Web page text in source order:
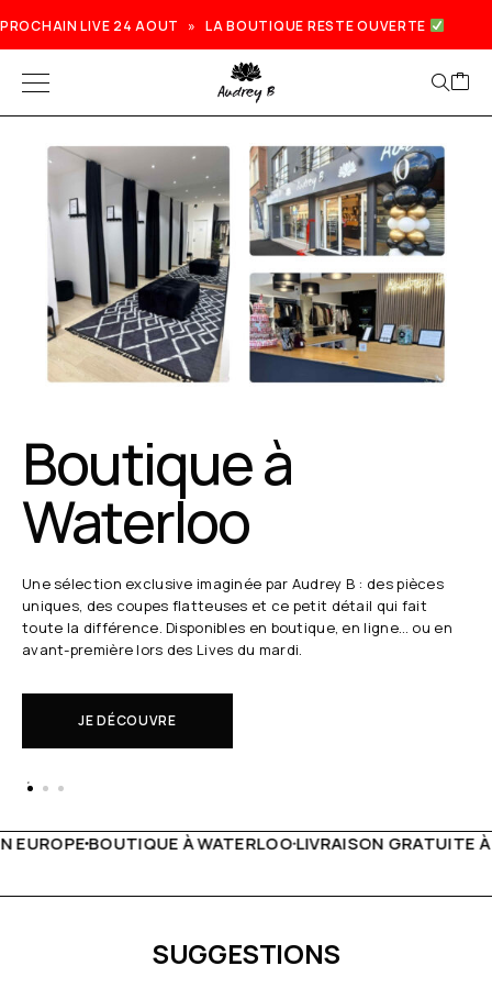
PROCHAIN LIVE 24 AOUT » LA BOUTIQUE RESTE OUVERTE
Boutique à
Waterloo
Une sélection exclusive imaginée par Audrey B : des pièces
uniques, des coupes flatteuses et ce petit détail qui fait
toute la différence. Disponibles en boutique, en ligne… ou en
avant-première lors des Lives du mardi.
JE DÉCOUVRE
LIVRAISON GRATUITE À PARTIR DE 150€LIVE
SUGGESTIONS